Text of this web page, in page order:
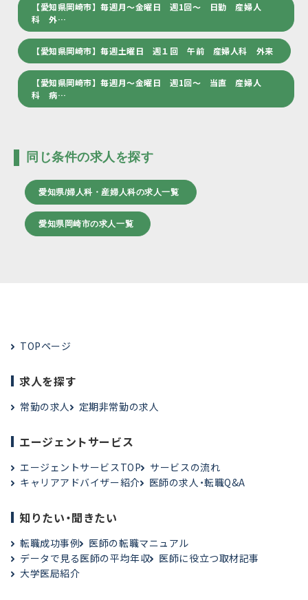
【愛知県岡崎市】毎週月～金曜日 週1回～ 日勤 産婦人
科 外…
【愛知県岡崎市】毎週土曜日 週１回 午前 産婦人科 外来
【愛知県岡崎市】毎週月～金曜日 週1回～ 当直 産婦人
科 病…
同じ条件の求人を探す
愛知県/婦人科・産婦人科の求人一覧
愛知県岡崎市の求人一覧
TOPページ
求人を探す
常勤の求人 定期非常勤の求人
エージェントサービス
エージェントサービスTOP
サービスの流れ
キャリアアドバイザー紹介
医師の求人・転職Q&A
知りたい・聞きたい
転職成功事例
医師の転職マニュアル
データで見る医師の平均年収
医師に役立つ取材記事
大学医局紹介